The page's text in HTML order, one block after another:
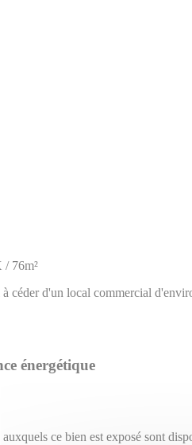
76m²
céder d'un local commercial
énergétique
ce bien est exposé sont